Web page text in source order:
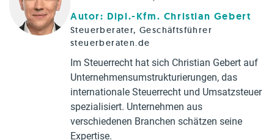
Autor: Dipl.-Kfm. Christian Gebert
Steuerberater, Geschäftsführer
steuerberaten.de
Im Steuerrecht hat sich Christian Gebert auf
Unternehmensumstrukturierungen, das
internationale Steuerrecht und Umsatzsteuer
spezialisiert. Unternehmen aus
verschiedenen Branchen schätzen seine
Expertise.